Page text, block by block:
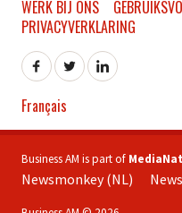
WERK BIJ ONS
PRIVACYVERKLARING
Français
Business AM is part of
Newsmonkey (NL)